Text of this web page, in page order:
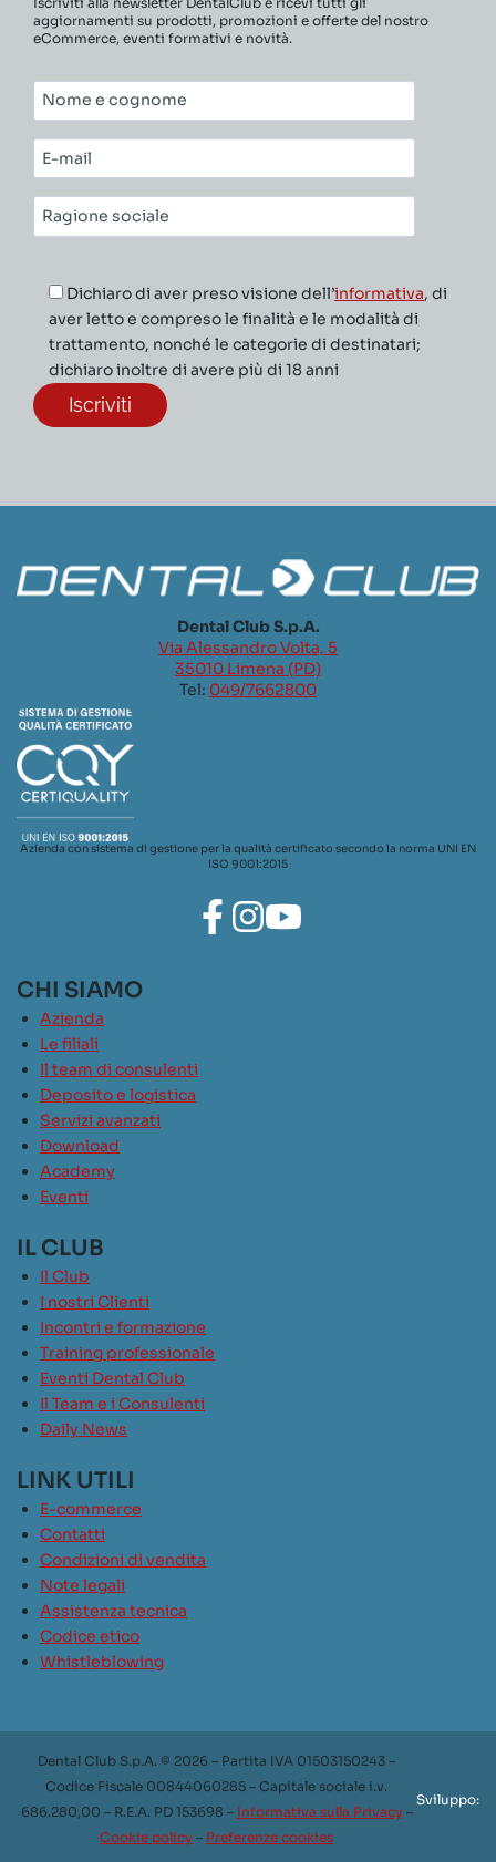
aggiornamenti su prodotti, promozioni e offerte del nostro
eCommerce, eventi formativi e novità.
Nome
e
cognome*
E-
mail*
Ragione
sociale*
Dichiaro di aver preso visione dell’informativa, di
aver letto e compreso le finalità e le modalità di
trattamento, nonché le categorie di destinatari;
dichiaro inoltre di avere più di 18 anni
Dental Club S.p.A.
Via Alessandro Volta, 5
35010 Limena (PD)
Tel: 049/7662800
Azienda con sistema di gestione per la qualità certificato secondo la norma UNI EN
ISO 9001:2015
CHI SIAMO
Azienda
Le filiali
Il team di consulenti
Deposito e logistica
Servizi avanzati
Download
Academy
Eventi
IL CLUB
Il Club
I nostri Clienti
Incontri e formazione
Training professionale
Eventi Dental Club
Il Team e i Consulenti
Daily News
LINK UTILI
E-commerce
Contatti
Condizioni di vendita
Note legali
Assistenza tecnica
Codice etico
Whistleblowing
Dental Club S.p.A. © 2026 – Partita IVA 01503150243 –
Codice Fiscale 00844060285 – Capitale sociale i.v.
686.280,00 – R.E.A. PD 153698 – Informativa sulla Privacy –
Cookie policy – Preferenze cookies
Sviluppo: